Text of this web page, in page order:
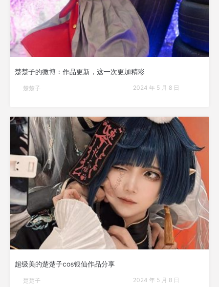
楚楚子的微博：作品更新，这一次更加精彩
楚楚子 2024 年 5 月 8 日
超级美的楚楚子cos银仙作品分享
楚楚子 2024 年 5 月 8 日